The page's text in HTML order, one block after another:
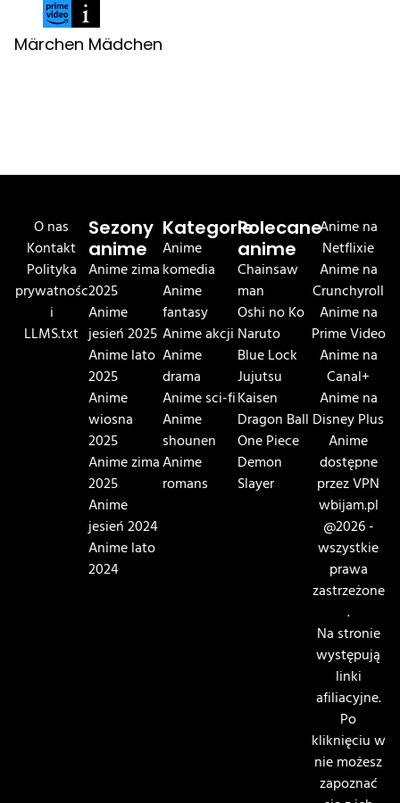
Märchen Mädchen
O nas
Kontakt
Polityka
prywatnośc
i
LLMS.txt
Sezony
anime
Anime zima
2025
Anime
jesień 2025
Anime lato
2025
Anime
wiosna
2025
Anime zima
2025
Anime
jesień 2024
Anime lato
2024
Kategorie
Anime
komedia
Anime
fantasy
Anime akcji
Anime
drama
Anime sci-fi
Anime
shounen
Anime
romans
Polecane
anime
Chainsaw
man
Oshi no Ko
Naruto
Blue Lock
Jujutsu
Kaisen
Dragon Ball
One Piece
Demon
Slayer
Anime na
Netflixie
Anime na
Crunchyroll
Anime na
Prime Video
Anime na
Canal+
Anime na
Disney Plus
Anime
dostępne
przez VPN
wbijam.pl
@2026 -
wszystkie
prawa
zastrzeżone
.
Na stronie
występują
linki
afiliacyjne.
Po
kliknięciu w
nie możesz
zapoznać